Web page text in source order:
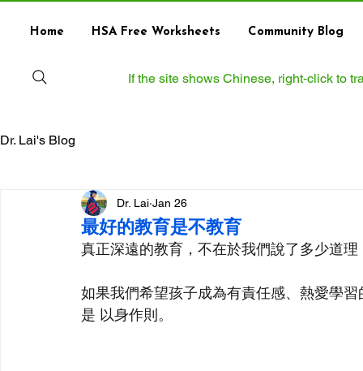
Home HSA Free Worksheets Community Blog
If the site shows Chinese, right‑click to
Dr. Lai's Blog
最好的教育是不教育
Dr. Lai Jan 26
真正深遠的教育，不在於我們說了多少道
如果我們希望孩子成為有責任感、熱愛學
是 以身作則。